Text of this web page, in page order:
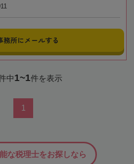
務所にメールする
中1~1件を表示
1
な税理士をお探しなら